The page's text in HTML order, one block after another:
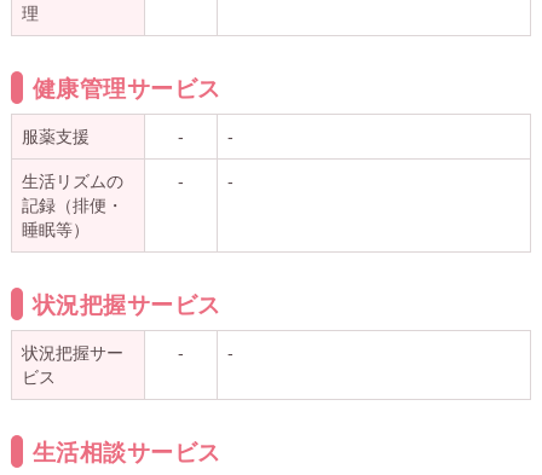
理
健康管理サービス
服薬支援 - -
生活リズムの
記録（排便・
睡眠等）
- -
状況把握サービス
状況把握サー
ビス
- -
生活相談サービス